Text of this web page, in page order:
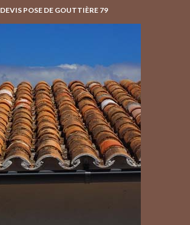
DEVIS POSE DE GOUTTIÈRE 79